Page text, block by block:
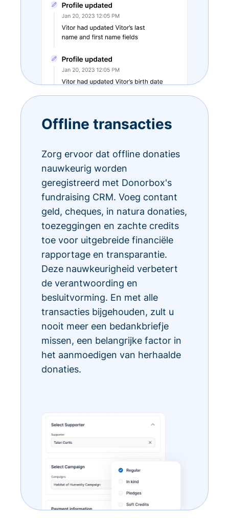
Offline transacties
Zorg ervoor dat offline donaties
nauwkeurig worden
geregistreerd met Donorbox's
fundraising CRM. Voeg contant
geld, cheques, in natura donaties,
toezeggingen en zachte credits
toe voor uitgebreide financiële
rapportage en transparantie.
Deze nauwkeurigheid verbetert
de verantwoording en
besluitvorming. En met alle
transacties bijgehouden, zult u
nooit meer een bedankbriefje
missen, een belangrijke factor in
het aanmoedigen van herhaalde
donaties.